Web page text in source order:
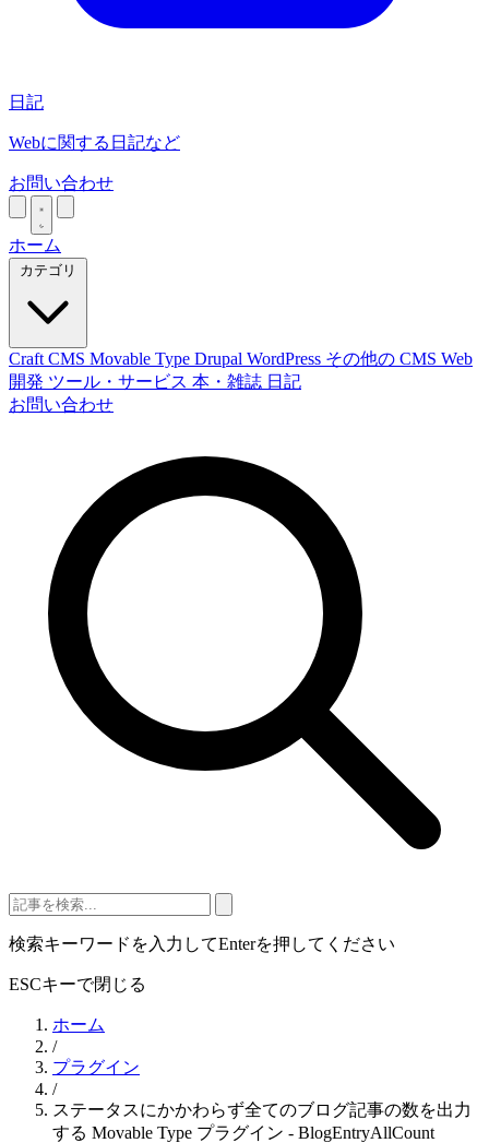
日記
Webに関する日記など
お問い合わせ
ホーム
カテゴリ
Craft CMS Movable Type Drupal WordPress その他の CMS Web
開発 ツール・サービス 本・雑誌 日記
お問い合わせ
検索キーワードを入力してEnterを押してください
ESCキーで閉じる
ホーム
/
プラグイン
/
ステータスにかかわらず全てのブログ記事の数を出力
する Movable Type プラグイン - BlogEntryAllCount